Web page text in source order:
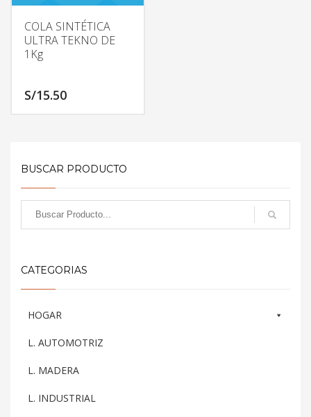
COLA SINTÉTICA
ULTRA TEKNO DE
1Kg
S/15.50
BUSCAR PRODUCTO
CATEGORIAS
HOGAR
L. AUTOMOTRIZ
L. MADERA
L. INDUSTRIAL